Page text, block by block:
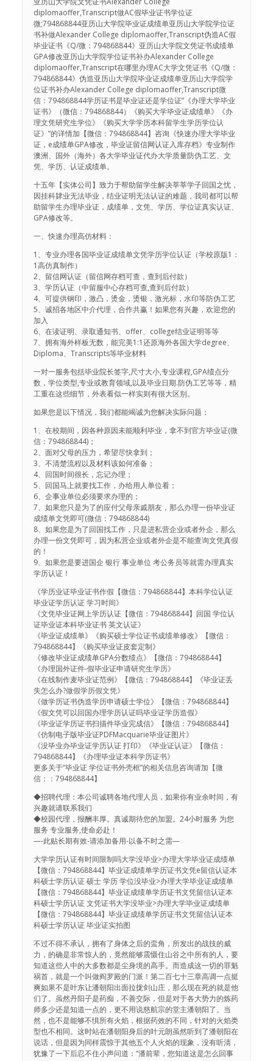
diplomaoffer,Transcript做AC假毕业证书学位证
微;794868844亚历山大学院毕业证成绩单亚历山大学院学位证
书补做Alexander College diplomaoffer,Transcript伪造AC假
毕业证书《Q/微：794868844》亚历山大学院文凭证书成绩单
GPA修改亚历山大学院学位证书补办Alexander College
diplomaoffer,Transcript在哪里办理AC大学文凭证书《Q/微：
794868844》伪造亚历山大学院毕业证成绩单亚历山大学院学
位证书补办Alexander College diplomaoffer,Transcript微
信：794868844学历证书是毕业证还是学位证”《办理大学毕业
证书》（微信：794868844）《购买大学毕业证成绩单》《办
理文凭研究生学位》《购买大学学历本科留学生学历学位认
证》”的详情加【微信：794868844】咨询《快速办理大学毕业
证，e成绩单GPA修改，毕业证留信网认证入库存档》专业制作
澳洲、国外（海外）各大学毕业证代办大学质量防伪工艺、文
凭、学历、认证成绩单。
十五年【实体公司】致力于帮助留学生解决莘莘学子回国之忧，
因挂科肄业无法毕业，结业证明无法认证的难题，我司都可以帮
助留学生办理毕业证，成绩单，文凭、学历、学位证真实认证、
GPA修改等。
一、快速办理高仿材料：
1、专业办理各国毕业证成绩单文凭学历学位认证（学校原版1：
1高仿真制作）
2、留信网认证（留信网存档可查，查到后付款）
3、学历认证（中留服中心存档可查,查到后付款）
4、可提供钢印，激凸，烫金，烫银，激光标，水印等防伪工艺
5、诚招各地区中介代理，合作共赢！如果您有兴趣，欢迎您的
加入
6、在读证明、录取通知书、offer、college结业证明等等
7、拥有海外样板无数，能完美1:1还原海外各国大学degree、
Diploma、Transcripts等毕业材料
一对一服务包括毕业院长签字,尺寸大小,专业课程,GPA绩点分
数，学位类型,专业或教育领域,以及毕业日期.防伪工艺等等，精
工重在这些细节，外表看似一样实则有很大区别。
如果您是以下情况，我们都能竭诚为您解决实际问题；
1、在校期间，因各种原因未能顺利毕业，拿不到官方毕业证(微
信：794868844)；
2、面对父母的压力，希望尽快拿到；
3、不清楚流程以及材料该如何准备；
4、回国时间很长，忘记办理；
5、回国马上就要找工作，办给用人单位看；
6、企事业单位必须要求办理的；
7、如果您只是为了的应付父母亲戚朋友，那么办理一份毕业证
成绩单文凭即可(微信：794868844)
8、如果您是为了回国找工作，只是进私营企业或者外企，那么
办理一份文凭即可，因为私营企业或者外企是不能查询文凭真假
的！
9、如果您是要进国企 银行 事业单位 考公务员等就需办理真实
学历认证！
《学历业证毕业证书作假【微信：794868844】本科学位认证
毕业证学历认证 学习时间》
《文凭毕业证网上学历认证【微信：794868844】回国 学位认
证毕业证本科毕业证书 英文认证》
《毕业证成绩单》《购买硕士学位证书成绩单修改》【微信：
794868844】《购买毕业证皮套定制》
《修改毕业证成绩单GPA分数绩点》【微信：794868844】
《办理国外证件-假毕业证申请研究生学历》
《在线制作麦毕业证范例》【微信：794868844】《毕业证丢
失怎么办?做假学历假文凭》
《做学历证书伪造学历申请硕士学位》【微信：794868844】
《假文凭可以回国办理学历认证吗毕业证学历造假》
《毕业证学历证书扫描件毕业完成信》【微信：794868844】
《仿制电子版毕业证PDFMacquarie毕业证图片》
《没毕业办毕业证学历认证 打印》《毕业证认证》【微信：
794868844】《办理毕业证本科学历证书》
更多关于“毕业证 学位证书外壳框”的相关信息咨询请加【微
信：：794868844】
◆招聘代理：本公司诚聘各地代理人员，如果你有业余时间，有
兴趣就请联系我们
◆校园代理，报酬丰厚。真诚期待您的加盟。24小时服务 为您
服务 专业服务,使命必赴！
—-此贴长期有效-请添加备用-以备不时之需—
大学学历认证有时间限制吗大学没毕业>办理大学毕业证成绩单
【微信：794868844】毕业证成绩单学历证书文凭e留信认证本
科硕士学历认证 硕士 学历 学位没毕业>办理大学毕业证成绩单
【微信：794868844】毕业证成绩单学历证书文凭留信认证本
科硕士学历认证 文凭证书大学没毕业>办理大学毕业证成绩单
【微信：794868844】毕业证成绩单学历证书文凭留信认证本
科硕士学历认证 毕业证实拍图
不过不得不承认，拥有了身体之后的蛮角，所发出的战技的威
力，的确是非常惊人的，竟然能够震慑住山谷之中所有的人，要
知道这些人中的大多数都是尘身境的高手。而造成这一切的罪魁
祸首，就是一个叫做阎罗殿的门派！第二百七十三章高调一点挺
爽如果不是叶东让潘朝阳出面拉拢剑山庄，那么现在死的就是他
们了。虽然丹阳子是药痴，不善交际，但是对于各大势力的炼药
师多少还是知道一点的，更不用说慈航宗的堂主潘朝阳了。当
然，也不是能够不惧所有火焰，根据药效的不同，针对的火焰类
型也不相同。这时站在潘朝阳身后的叶元朗虽然听到了潘朝阳在
说话，但是因为同样震惊于其他五个人火焰的现象，没有听清，
犹豫了一下后忍不住小声问道：“潘前辈，您知道这是怎么回事